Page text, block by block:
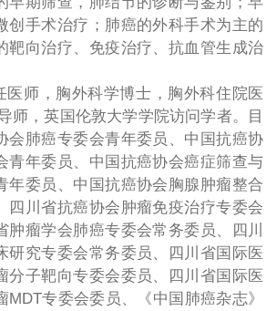
创手术治疗；肺癌的外科手术为主的
靶向治疗、免疫治疗、抗血管生成治
医师，胸外科学博士，胸外科住院医
师，英国伦敦大学学院访问学者。目
会肺癌专委会青年委员、中国抗癌协
青年委员、中国抗癌协会癌症筛查与
年委员、中国抗癌协会胸腺肿瘤整合
四川省抗癌协会肿瘤免疫治疗专委会
肿瘤学会肺癌专委会常务委员、四川
研究专委会常务委员、四川省国际医
分子靶向专委会委员、四川省国际医
MDT专委会委员、《中国肺癌杂志》